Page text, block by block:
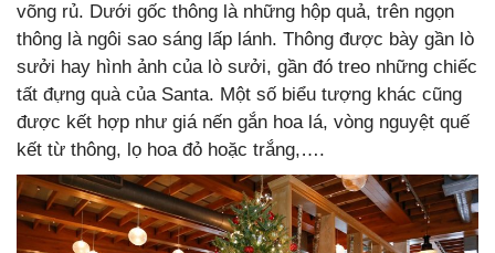
võng rủ. Dưới gốc thông là những hộp quả, trên ngọn
thông là ngôi sao sáng lấp lánh. Thông được bày gần lò
sưởi hay hình ảnh của lò sưởi, gần đó treo những chiếc
tất đựng quà của Santa. Một số biểu tượng khác cũng
được kết hợp như giá nến gắn hoa lá, vòng nguyệt quế
kết từ thông, lọ hoa đỏ hoặc trắng,….